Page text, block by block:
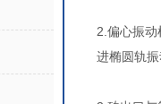
2.偏心振
进椭圆轨